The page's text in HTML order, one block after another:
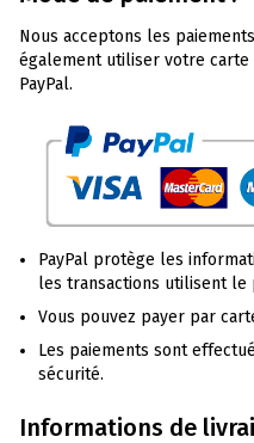
Nous acceptons les
également utiliser votre carte
PayPal.
PayPal protège les
les transactions utilisent le
Vous pouvez payer par
Les paiements sont
sécurité.
Informations de